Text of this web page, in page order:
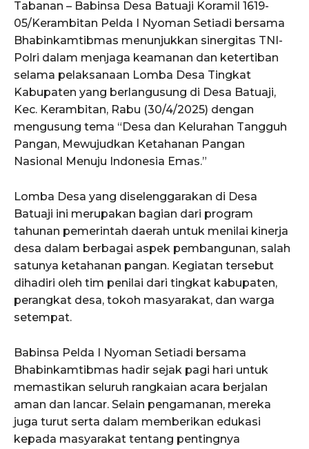
Tabanan – Babinsa Desa Batuaji Koramil 1619-
05/Kerambitan Pelda I Nyoman Setiadi bersama
Bhabinkamtibmas menunjukkan sinergitas TNI-
Polri dalam menjaga keamanan dan ketertiban
selama pelaksanaan Lomba Desa Tingkat
Kabupaten yang berlangusung di Desa Batuaji,
Kec. Kerambitan, Rabu (30/4/2025) dengan
mengusung tema “Desa dan Kelurahan Tangguh
Pangan, Mewujudkan Ketahanan Pangan
Nasional Menuju Indonesia Emas.”
Lomba Desa yang diselenggarakan di Desa
Batuaji ini merupakan bagian dari program
tahunan pemerintah daerah untuk menilai kinerja
desa dalam berbagai aspek pembangunan, salah
satunya ketahanan pangan. Kegiatan tersebut
dihadiri oleh tim penilai dari tingkat kabupaten,
perangkat desa, tokoh masyarakat, dan warga
setempat.
Babinsa Pelda I Nyoman Setiadi bersama
Bhabinkamtibmas hadir sejak pagi hari untuk
memastikan seluruh rangkaian acara berjalan
aman dan lancar. Selain pengamanan, mereka
juga turut serta dalam memberikan edukasi
kepada masyarakat tentang pentingnya